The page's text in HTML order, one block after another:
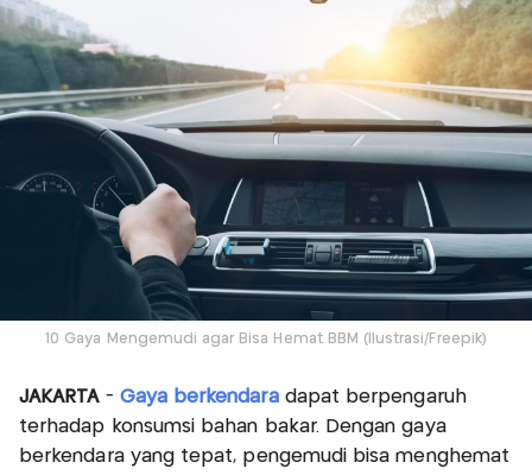
10 Gaya Mengemudi agar Bisa Hemat BBM (Ilustrasi/Freepik)
JAKARTA- Gaya berkendaradapat berpengaruh
terhadap konsumsi bahan bakar. Dengan gaya
berkendara yang tepat, pengemudi bisa menghemat